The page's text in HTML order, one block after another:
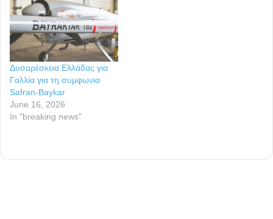
Δυσαρέσκεια Ελλάδας για
Γαλλία για τη συμφωνια
Safran-Baykar
June 16, 2026
In "breaking news"